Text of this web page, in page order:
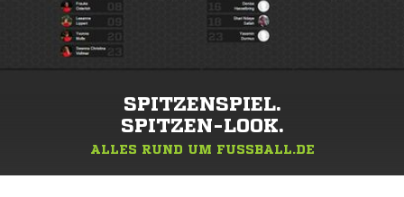
SPITZENSPIEL.
SPITZEN-LOOK.
ALLES RUND UM FUSSBALL.DE